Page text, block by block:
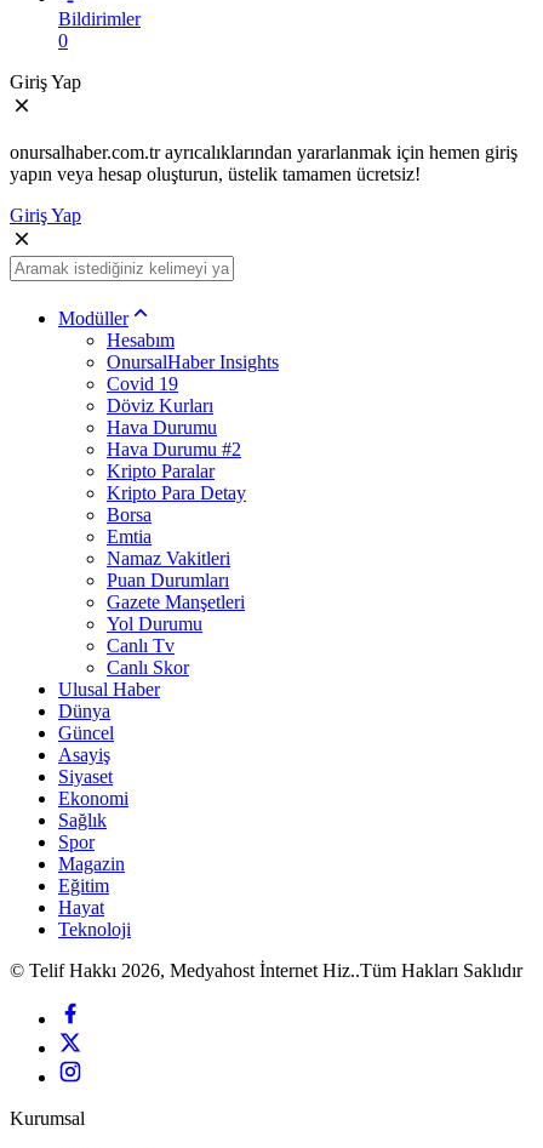
Bildirimler
0
Giriş Yap
onursalhaber.com.tr ayrıcalıklarından yararlanmak için hemen giriş
yapın veya hesap oluşturun, üstelik tamamen ücretsiz!
Giriş Yap
Modüller
Hesabım
OnursalHaber Insights
Covid 19
Döviz Kurları
Hava Durumu
Hava Durumu #2
Kripto Paralar
Kripto Para Detay
Borsa
Emtia
Namaz Vakitleri
Puan Durumları
Gazete Manşetleri
Yol Durumu
Canlı Tv
Canlı Skor
Ulusal Haber
Dünya
Güncel
Asayiş
Siyaset
Ekonomi
Sağlık
Spor
Magazin
Eğitim
Hayat
Teknoloji
© Telif Hakkı 2026, Medyahost İnternet Hiz..Tüm Hakları Saklıdır
Kurumsal